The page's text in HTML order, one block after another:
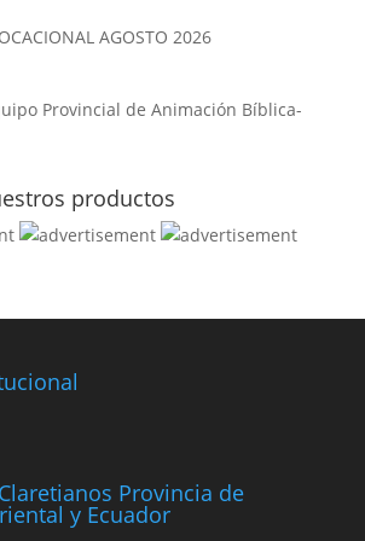
AGOSTO 2026
Provincial de Animación Bíblica-
productos
Provincia de
y Ecuador